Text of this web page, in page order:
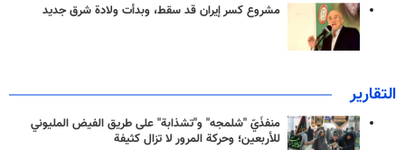
مشروع كسر إيران قد سقط، وبدأت ولادة شرق جديد
التقارير
منفذَيّ "شلمجه" و"تشذابة" على طريق الفيض المليوني
للأربعين؛ وحركة المرور لا تزال كثيفة